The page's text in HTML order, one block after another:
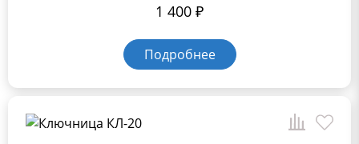
1 400 ₽
Подробнее